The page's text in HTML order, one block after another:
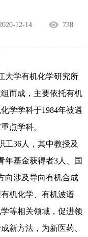
12-14 738
大学有机化学研究所
而成，主要依托有机
学学科于1984年被遴
点学科。
工36人，其中教授及
年基金获得者3人、国
向涉及导向有机合成
机化学、有机波谱
等相关领域，促进领
新方法，为新医药、